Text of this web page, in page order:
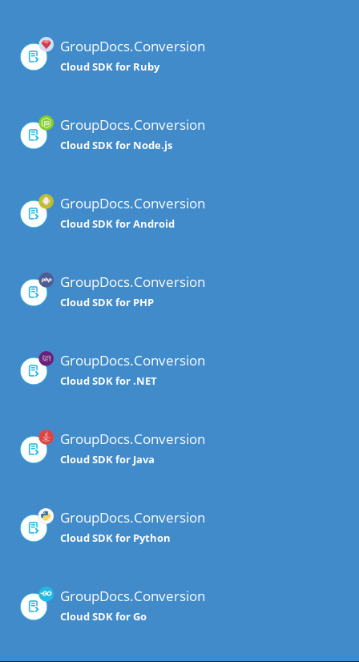
GroupDocs.Conversion
Cloud SDK for Ruby
GroupDocs.Conversion
Cloud SDK for Node.js
GroupDocs.Conversion
Cloud SDK for Android
GroupDocs.Conversion
Cloud SDK for PHP
GroupDocs.Conversion
Cloud SDK for .NET
GroupDocs.Conversion
Cloud SDK for Java
GroupDocs.Conversion
Cloud SDK for Python
GroupDocs.Conversion
Cloud SDK for Go